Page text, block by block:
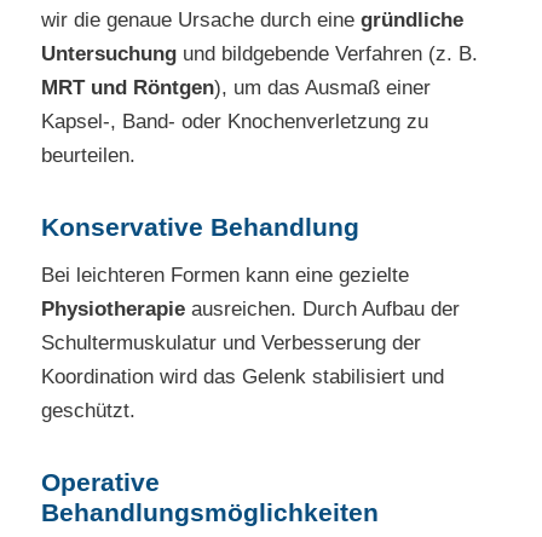
wir die genaue Ursache durch eine gründliche
Untersuchungund bildgebende Verfahren (z. B.
MRT und Röntgen), um das Ausmaß einer
Kapsel-, Band- oder Knochenverletzung zu
beurteilen.
Konservative Behandlung
Bei leichteren Formen kann eine gezielte
Physiotherapieausreichen. Durch Aufbau der
Schultermuskulatur und Verbesserung der
Koordination wird das Gelenk stabilisiert und
geschützt.
Operative
Behandlungsmöglichkeiten